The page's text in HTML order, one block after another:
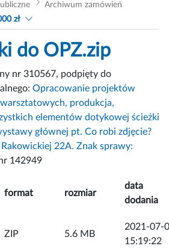
Archiwum zamówień
zł
do OPZ.zip
nr 310567, podpięty do
Opracowanie projektów
produkcja,
elementów dotykowej ścieżki
głównej pt. Co robi zdjęcie?
22A. Znak sprawy:
142949
format rozmiar
data
dodania
ZAŁĄCZNIK
ZIP 5.6 MB
2021-07-
15:19:22